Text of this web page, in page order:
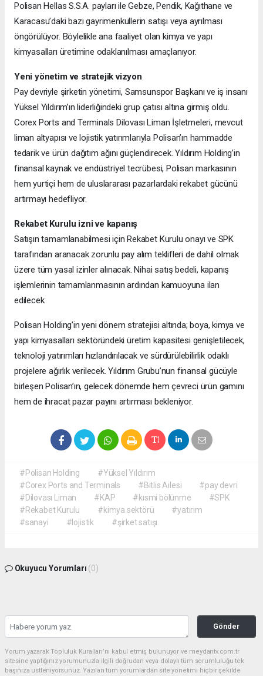
Polisan Hellas S.S.A. payları ile Gebze, Pendik, Kağıthane ve
Karacasu’daki bazı gayrimenkullerin satışı veya ayrılması
öngörülüyor. Böylelikle ana faaliyet olan kimya ve yapı
kimyasalları üretimine odaklanılması amaçlanıyor.
Yeni yönetim ve stratejik vizyon
Pay devriyle şirketin yönetimi, Samsunspor Başkanı ve iş insanı
Yüksel Yıldırım’ın liderliğindeki grup çatısı altına girmiş oldu.
Corex Ports and Terminals Dilovası Liman İşletmeleri, mevcut
liman altyapısı ve lojistik yatırımlarıyla Polisan’ın hammadde
tedarik ve ürün dağıtım ağını güçlendirecek. Yıldırım Holding’in
finansal kaynak ve endüstriyel tecrübesi, Polisan markasının
hem yurtiçi hem de uluslararası pazarlardaki rekabet gücünü
artırmayı hedefliyor.
Rekabet Kurulu izni ve kapanış
Satışın tamamlanabilmesi için Rekabet Kurulu onayı ve SPK
tarafından aranacak zorunlu pay alım teklifleri de dahil olmak
üzere tüm yasal izinler alınacak. Nihai satış bedeli, kapanış
işlemlerinin tamamlanmasının ardından kamuoyuna ilan
edilecek.
Polisan Holding’in yeni dönem stratejisi altında; boya, kimya ve
yapı kimyasalları sektöründeki üretim kapasitesi genişletilecek,
teknoloji yatırımları hızlandırılacak ve sürdürülebilirlik odaklı
projelere ağırlık verilecek. Yıldırım Grubu’nun finansal gücüyle
birleşen Polisan’ın, gelecek dönemde hem çevreci ürün gamını
hem de ihracat pazar payını artırması bekleniyor.
#Polisan Holding
#Yüksel Yıldırım
#Corex Ports and Terminals
#Bitlis Ailesi
#pay devri
#Dilovası Liman
#KAP #kısmi bölünme
#SPK
#Rekabet Kurulu
#kimya sektörü
#yatırım
#sanayi
#lojistik #şirket satışı.
Okuyucu Yorumları (0)
Gönder
Yorum yazarak Topluluk Kuralları’nı kabul etmiş bulunuyor ve meydantv.com.tr
sitesine yaptığınız yorumunuzla ilgili doğrudan veya dolaylı tüm sorumluluğu tek
başınıza üstleniyorsunuz. Yazılan tüm yorumlardan site yönetimi hiçbir şekilde